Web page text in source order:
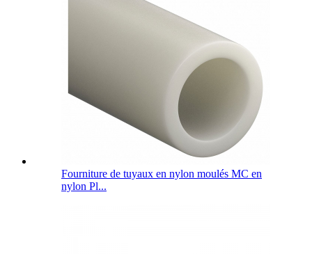
Fourniture de tuyaux en nylon moulés MC en
nylon Pl...